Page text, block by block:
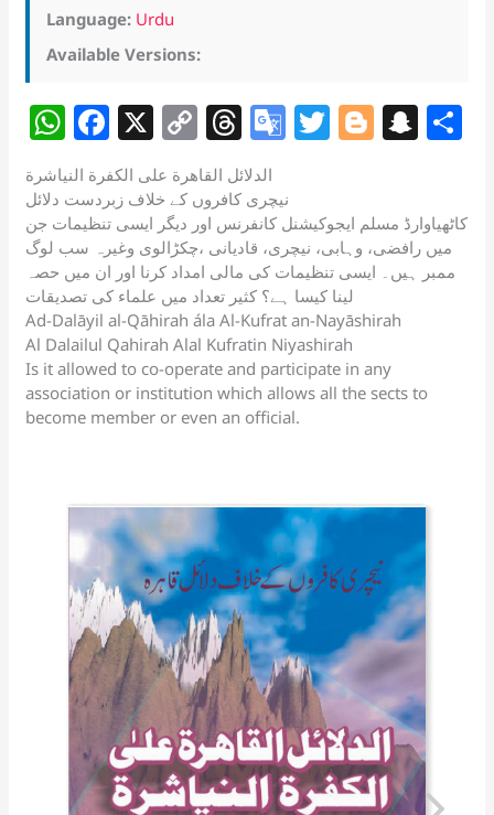
Language: Urdu
Available Versions:
W
h
at
s
A
p
p
F
a
c
e
b
o
o
k
X C
o
p
y
Li
n
k
T
h
re
a
d
s
G
o
gl
e
Tr
a
n
sl
at
T
er
Bl
g
er
S
p
c
h
e
الدلائل القاهرة على الكفرة النياشرة
نیچری کافروں کے خلاف زبردست دلائل
کاٹھیاوارڈ مسلم ایجوکیشنل کانفرنس اور دیگر ایسی تنظیمات جن
میں رافضی، وہابی، نیچری، قادیانی ،چکڑالوی وغیرہ سب لوگ
ممبر ہیں۔ ایسی تنظیمات کی مالی امداد کرنا اور ان میں حصہ
لینا کیسا ہے؟ کثیر تعداد میں علماء کی تصدیقات
Ad-Dalāyil al-Qāhirah ála Al-Kufrat an-Nayāshirah
Al Dalailul Qahirah Alal Kufratin Niyashirah
Is it allowed to co-operate and participate in any
association or institution which allows all the sects to
become member or even an official.